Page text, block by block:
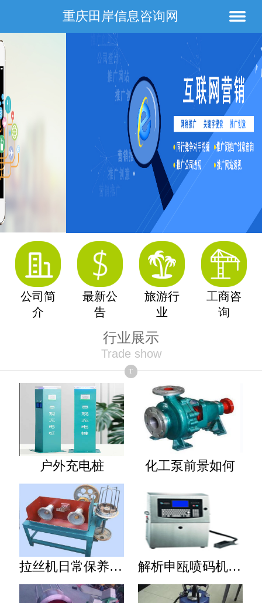
重庆田岸信息咨询网
公司简
介
最新公
告
旅游行
业
工商咨
询
行业展示
Trade show
T
户外充电桩 化工泵前景如何
拉丝机日常保养方法 解析申瓯喷码机各方面性能